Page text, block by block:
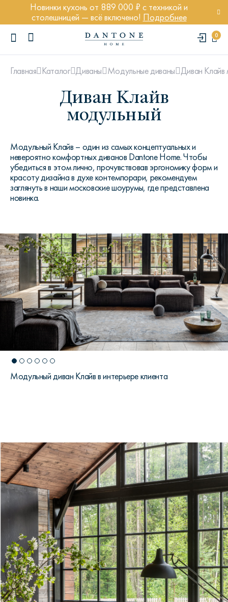
Новинки кухонь от 889 000 ₽ с техникой и
столешницей — всё включено! Подробнее
0
Диван Марсель
Кресло Энди
Кровать Ньюбери
Стул Престон
Главная Каталог Диваны Модульные диваны Диван Клайв
Диван Клайв
модульный
Модульный Клайв – один из самых концептуальных и
невероятно комфортных диванов Dantone Home. Чтобы
убедиться в этом лично, прочувствовав эргономику форм и
красоту дизайна в духе контемпорари, рекомендуем
заглянуть в наши московские шоурумы, где представлена
новинка.
Модульный диван Клайв в интерьере клиента